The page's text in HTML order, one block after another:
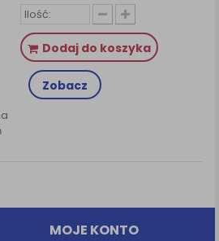
Dodaj do koszyka
Zobacz
MOJE KONTO